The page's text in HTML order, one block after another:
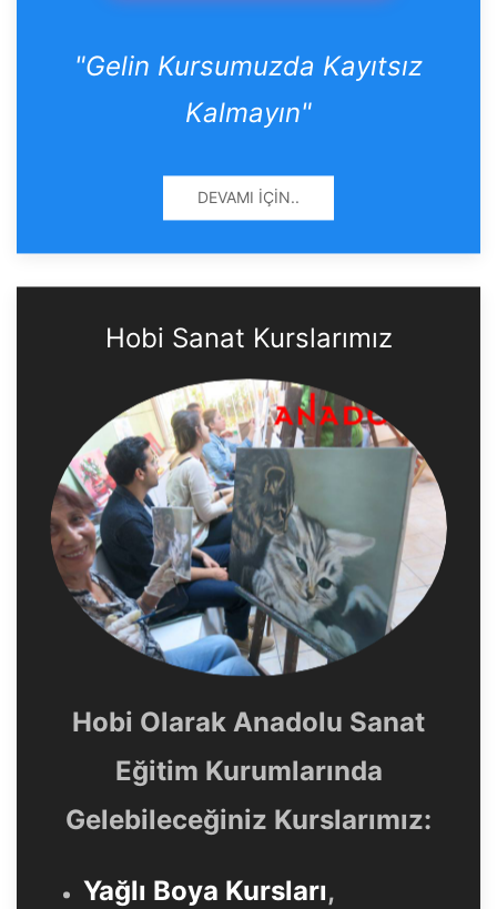
"Gelin Kursumuzda Kayıtsız
Kalmayın"
DEVAMI İÇIN..
Hobi Sanat Kurslarımız
Hobi Olarak Anadolu Sanat
Eğitim Kurumlarında
Gelebileceğiniz Kurslarımız:
Yağlı Boya Kursları,